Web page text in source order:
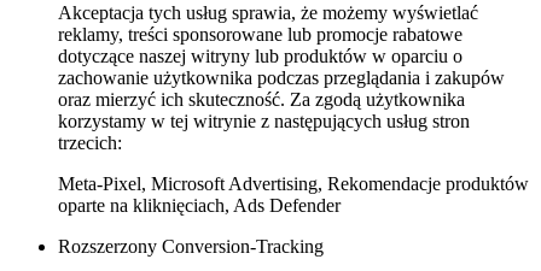
Akceptacja tych usług sprawia, że możemy wyświetlać
reklamy, treści sponsorowane lub promocje rabatowe
dotyczące naszej witryny lub produktów w oparciu o
zachowanie użytkownika podczas przeglądania i zakupów
oraz mierzyć ich skuteczność. Za zgodą użytkownika
korzystamy w tej witrynie z następujących usług stron
trzecich:
Meta-Pixel, Microsoft Advertising, Rekomendacje produktów
oparte na kliknięciach, Ads Defender
Rozszerzony Conversion-Tracking